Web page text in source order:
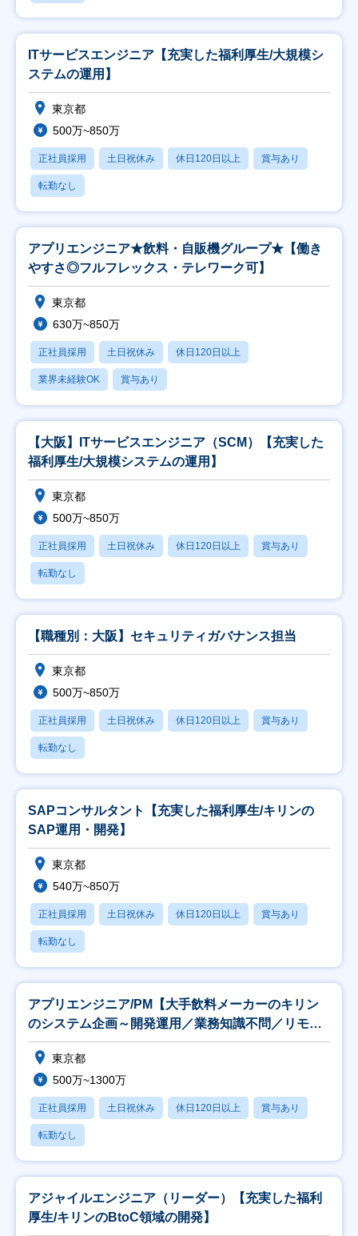
ITサービスエンジニア【充実した福利厚生/大規模シ
ステムの運用】
東京都
500万~850万
正社員採用 土日祝休み 休日120日以上 賞与あり
転勤なし
アプリエンジニア★飲料・自販機グループ★【働き
やすさ◎フルフレックス・テレワーク可】
東京都
630万~850万
正社員採用 土日祝休み 休日120日以上
業界未経験OK 賞与あり
【大阪】ITサービスエンジニア（SCM）【充実した
福利厚生/大規模システムの運用】
東京都
500万~850万
正社員採用 土日祝休み 休日120日以上 賞与あり
転勤なし
【職種別：大阪】セキュリティガバナンス担当
東京都
500万~850万
正社員採用 土日祝休み 休日120日以上 賞与あり
転勤なし
SAPコンサルタント【充実した福利厚生/キリンの
SAP運用・開発】
東京都
540万~850万
正社員採用 土日祝休み 休日120日以上 賞与あり
転勤なし
アプリエンジニア/PM【大手飲料メーカーのキリン
のシステム企画～開発運用／業務知識不問／リモー
ト可】
東京都
500万~1300万
正社員採用 土日祝休み 休日120日以上 賞与あり
転勤なし
アジャイルエンジニア（リーダー）【充実した福利
厚生/キリンのBtoC領域の開発】